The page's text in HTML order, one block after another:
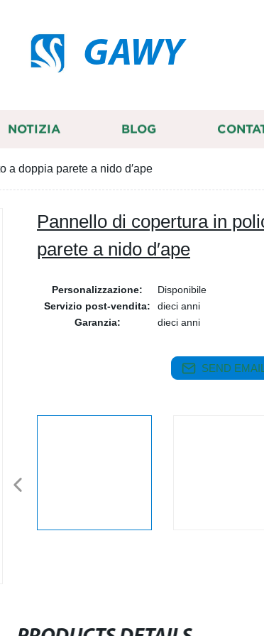
GAWY
NOTIZIA BLOG
a doppia parete a nido d′ape
Pannello di copertura in
parete a nido d′ape
Personalizzazione:
Disponibile
Servizio post-vendita:
dieci anni
Garanzia:
dieci anni
SEND